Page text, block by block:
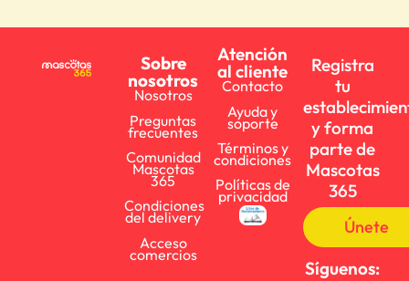
Sobre
nosotros
Nosotros
Preguntas
frecuentes
Comunidad
Mascotas
365
Condiciones
del delivery
Acceso
comercios
Atención
al cliente
Contacto
Ayuda y
soporte
Términos y
condiciones
Políticas de
privacidad
Registra
tu
y forma
parte de
Mascotas
365
Únete
Síguenos: